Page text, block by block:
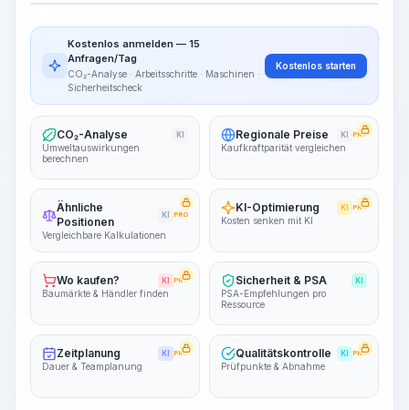
~15-30 Sek.
Kostenlos anmelden — 15
Anfragen/Tag
CO₂-Analyse · Arbeitsschritte · Maschinen ·
Sicherheitscheck
Kostenlos starten
CO₂-Analyse KI
Umweltauswirkungen
berechnen
Regionale Preise KI PRO
Kaufkraftparität vergleichen
Ähnliche
Positionen
KI PRO
Vergleichbare Kalkulationen
KI-Optimierung KI PRO
Kosten senken mit KI
Wo kaufen? KI PRO
Baumärkte & Händler finden
Sicherheit & PSA KI
PSA-Empfehlungen pro
Ressource
Zeitplanung KI PRO
Dauer & Teamplanung
Qualitätskontrolle KI PRO
Prüfpunkte & Abnahme